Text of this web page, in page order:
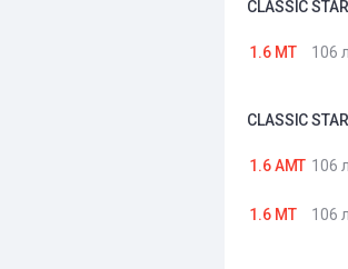
CLASSIC
1.6 MT 106
CLASSIC
1.6 AMT 106
1.6 MT 106